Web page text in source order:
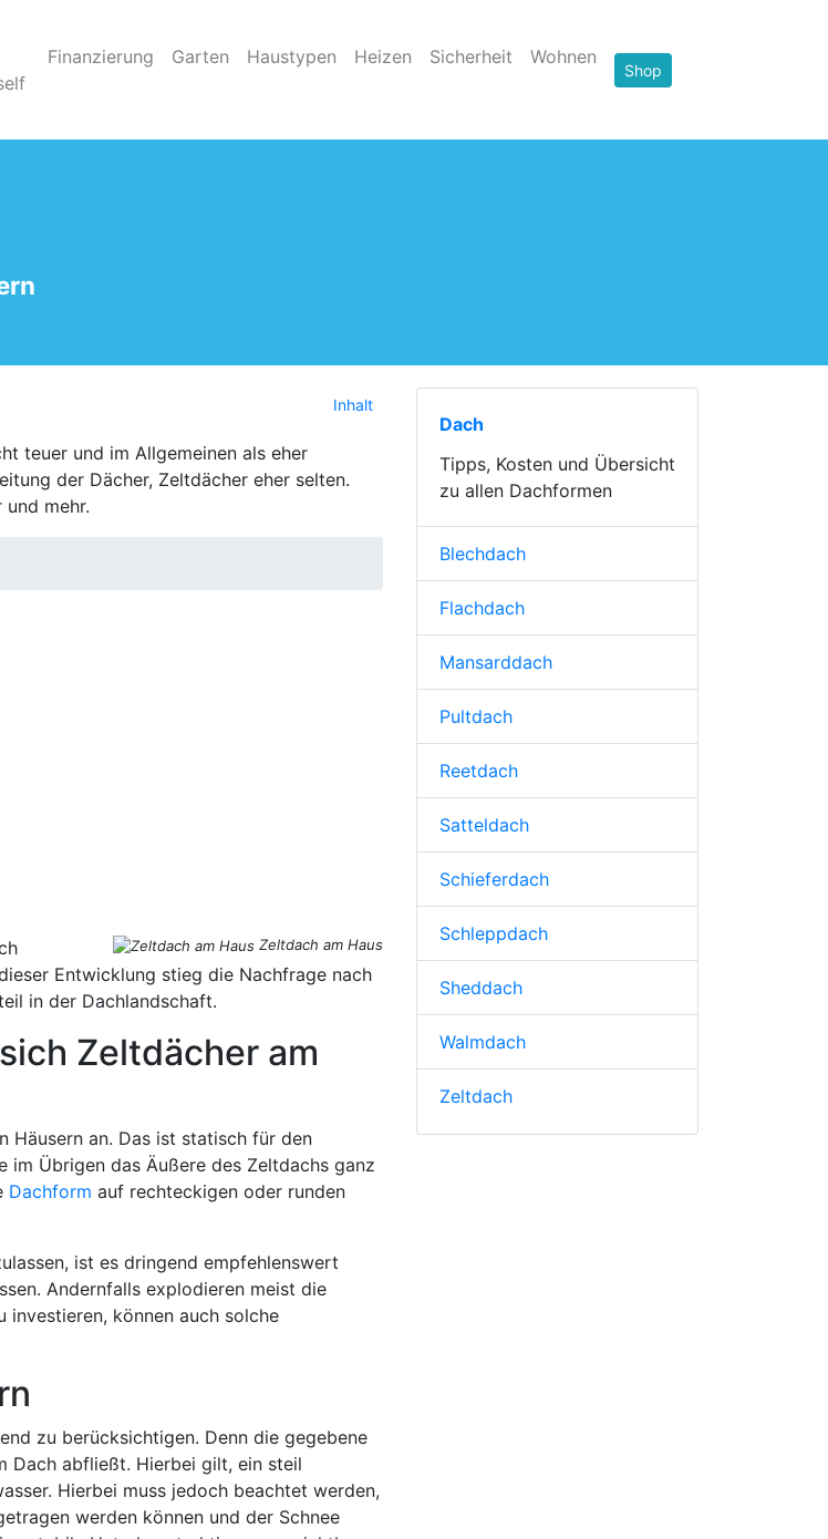
Finanzierung Garten Haustypen Heizen Sicherheit Wohnen
Shop
Inhalt
teuer und im Allgemeinen als eher
der Dächer, Zeltdächer eher selten.
mehr.
Zeltdach am Haus
Entwicklung stieg die Nachfrage nach
in der Dachlandschaft.
Zeltdächer am
Häusern an. Das ist statisch für den
Übrigen das Äußere des Zeltdachs ganz
Dachform auf rechteckigen oder runden
ist es dringend empfehlenswert
Andernfalls explodieren meist die
investieren, können auch solche
zu berücksichtigen. Denn die gegebene
Dach abfließt. Hierbei gilt, ein steil
Hierbei muss jedoch beachtet werden,
werden können und der Schnee
Dach
Tipps, Kosten und Übersicht
zu allen Dachformen
Blechdach
Flachdach
Mansarddach
Pultdach
Reetdach
Satteldach
Schieferdach
Schleppdach
Sheddach
Walmdach
Zeltdach